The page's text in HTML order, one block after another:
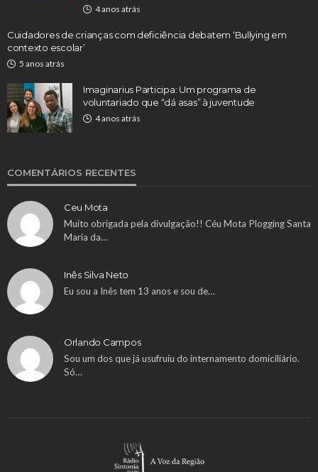
4 anos atrás
Cuidadores de crianças com deficiência debatem ‘Bullying em
contexto escolar’
5 anos atrás
Imaginarius Participa: Um programa de
voluntariado que “dá asas” à juventude
4 anos atrás
COMENTÁRIOS RECENTES
Ceu Mota
Muito obrigada pela divulgação!! Céu Mota Plogging Santa
Maria da…
Inês Silva Neto
Eu sou a Inês tem 13 anos e sou de…
Orlando Campos
Sou um dos que já usufruiu do internamento domiciliário.
Só…